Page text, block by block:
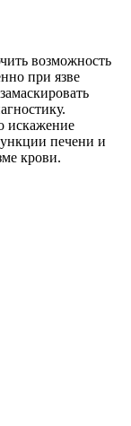
возможность
при язве
искажение
печени и
крови.